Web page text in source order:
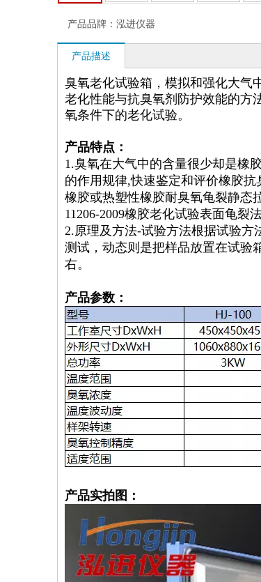
产品品牌： 泓进仪器
产品描述
臭氧老化试验箱，模拟和强化大气
老化性能与抗臭氧剂防护效能的方
氧条件下的老化试验。
产品特点：
1.臭氧在大气中的含量很少却是橡
的作用规律,快速鉴定和评价橡胶
橡胶或热塑性橡胶耐臭氧龟裂静态
11206-2009橡胶老化试验表面龟裂
2.原理及方法-试验方法根据试验方
测试，动态则是把样品放置在试验
右。
产品参数：
产品实拍图：